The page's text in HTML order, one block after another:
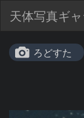
天体写真ギ
ろどすた